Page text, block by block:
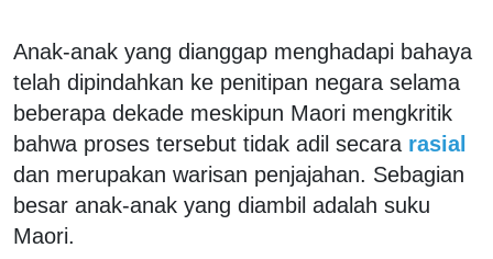
Anak-anak yang dianggap menghadapi bahaya
telah dipindahkan ke penitipan negara selama
beberapa dekade meskipun Maori mengkritik
bahwa proses tersebut tidak adil secara rasial
dan merupakan warisan penjajahan. Sebagian
besar anak-anak yang diambil adalah suku
Maori.